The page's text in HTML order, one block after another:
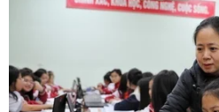
Ra mắt bộ tem nhân
sinh nhạc sỹ Đỗ Nhuận